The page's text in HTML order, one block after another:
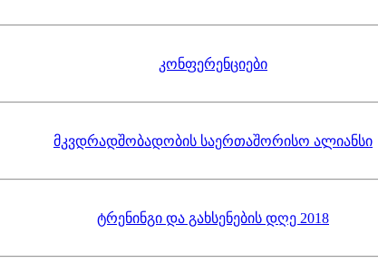
კონფერენციები
მკვდრადშობადობის საერთაშორისო ალიანსი
ტრენინგი და გახსენების დღე 2018